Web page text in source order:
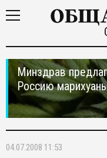
Минздрав
Россию
04.07.2008 11:53